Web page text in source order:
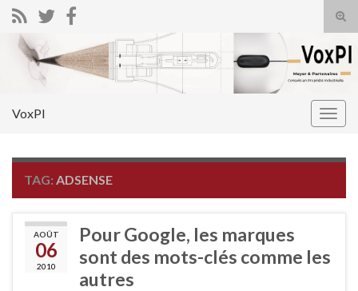
Search for:
VoxPI
TAG: ADSENSE
AOÛT
06
2010
Pour Google, les marques
sont des mots-clés comme les
autres